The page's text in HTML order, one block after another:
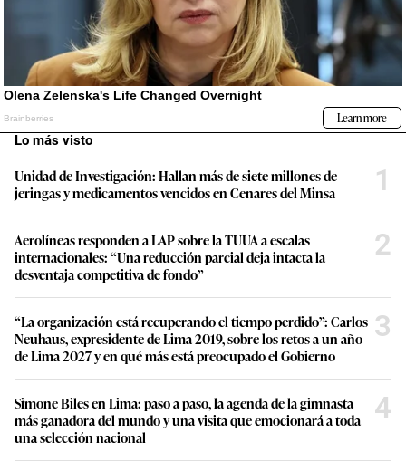
Lo más visto
Unidad de Investigación: Hallan más de siete millones de
jeringas y medicamentos vencidos en Cenares del Minsa
1
Aerolíneas responden a LAP sobre la TUUA a escalas
internacionales: “Una reducción parcial deja intacta la
desventaja competitiva de fondo”
2
“La organización está recuperando el tiempo perdido”: Carlos
Neuhaus, expresidente de Lima 2019, sobre los retos a un año
de Lima 2027 y en qué más está preocupado el Gobierno
3
Simone Biles en Lima: paso a paso, la agenda de la gimnasta
más ganadora del mundo y una visita que emocionará a toda
una selección nacional
4